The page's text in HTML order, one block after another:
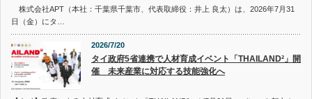
株式会社APT（本社：千葉県千葉市、代表取締役：井上 良太）は、2026年7月31
日（金）にタ…
2026/7/20
タイ政府5省連携で人材育成イベント「THAILAND²」開
催 未来産業に対応する技能強化へ